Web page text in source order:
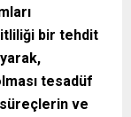
bir tehdit
tesadüf
süreçlerin ve